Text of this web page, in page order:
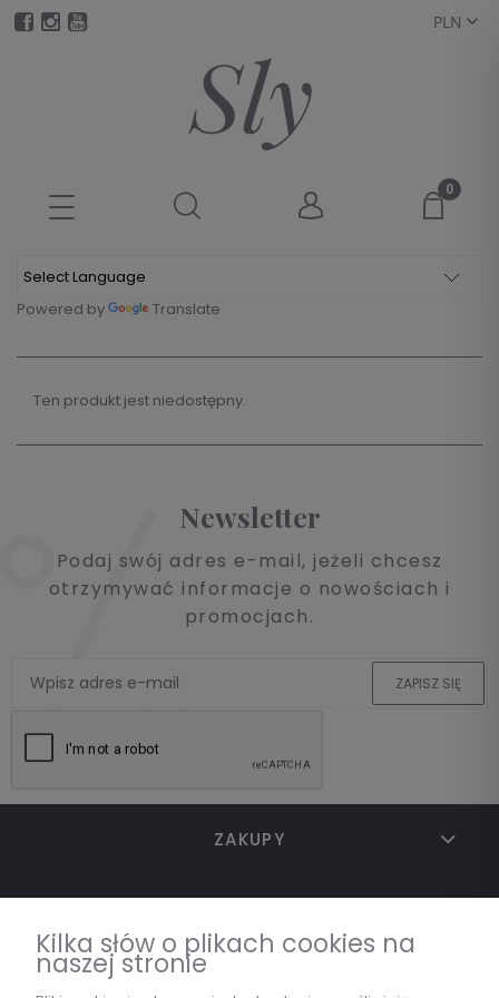
Powered by Translate
Ten produkt jest niedostępny.
Newsletter
Podaj swój adres e-mail, jeżeli chcesz
otrzymywać informacje o nowościach i
promocjach.
ZAPISZ SIĘ
ZAKUPY
Kilka słów o plikach cookies na
naszej stronie